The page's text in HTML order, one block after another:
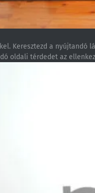
Keresztezd a nyújtandó
oldali térdedet az